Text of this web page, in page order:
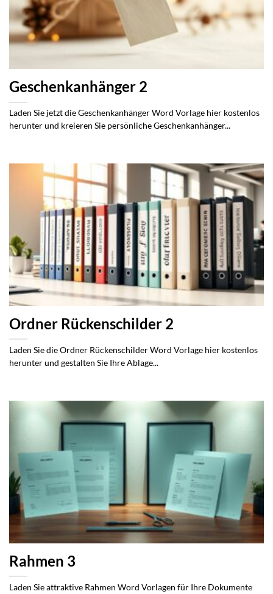
Geschenkanhänger 2
Laden Sie jetzt die Geschenkanhänger Word Vorlage hier kostenlos
herunter und kreieren Sie persönliche Geschenkanhänger...
Ordner Rückenschilder 2
Laden Sie die Ordner Rückenschilder Word Vorlage hier kostenlos
herunter und gestalten Sie Ihre Ablage...
Rahmen 3
Laden Sie attraktive Rahmen Word Vorlagen für Ihre Dokumente